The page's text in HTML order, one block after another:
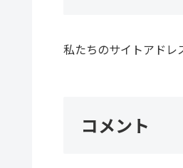
私たちのサイトアドレ
コメント